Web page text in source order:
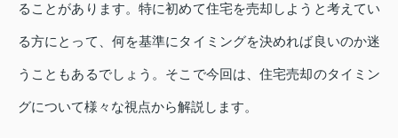
ることがあります。特に初めて住宅を売却しようと考えてい
る方にとって、何を基準にタイミングを決めれば良いのか迷
うこともあるでしょう。そこで今回は、住宅売却のタイミン
グについて様々な視点から解説します。